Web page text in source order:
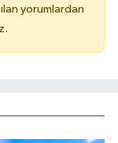
yorumlardan